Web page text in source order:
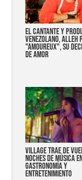
EL CANTANTE Y
VENEZOLANO, ALLEH
"AMOUREUX", SU
DE AMOR
Village trae de
noches de música
gastronomía y
entretenimiento